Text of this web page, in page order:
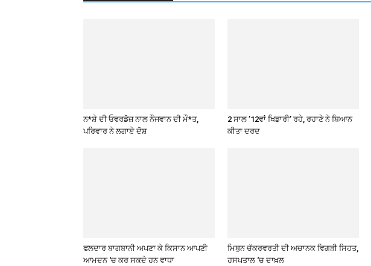
ਨ*ਸ਼ੇ ਦੀ ਓਵਰਡੋਜ਼ ਨਾਲ ਨੌਜਵਾਨ ਦੀ ਮੌ*ਤ,
ਪਰਿਵਾਰ ਨੇ ਲਗਾਏ ਦੋਸ਼
2 ਸਾਲ ’12ਵਾਂ ਖਿਡਾਰੀ’ ਰਹੇ, ਰਹਾਣੇ ਨੇ ਬਿਆਨ
ਕੀਤਾ ਦਰਦ
ਫਲਦਾਰ ਬਾਗਬਾਨੀ ਅਪਣਾ ਕੇ ਕਿਸਾਨ ਆਪਣੀ
ਆਮਦਨ ‘ਚ ਕਰ ਸਕਦੇ ਹਨ ਵਾਧਾ
ਮਿਥੁਨ ਚੱਕਰਵਰਤੀ ਦੀ ਅਚਾਨਕ ਵਿਗੜੀ ਸਿਹਤ,
ਹਸਪਤਾਲ ‘ਚ ਦਾਖ਼ਲ